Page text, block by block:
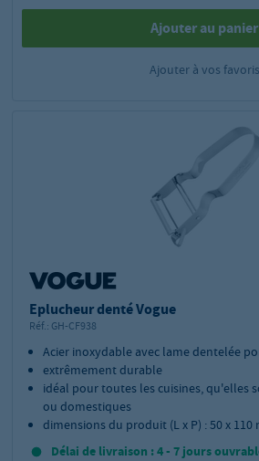
Ajouter au panier
Ajouter à vos favoris
Eplucheur denté Vogue
Réf.: GH-CF938
Acier inoxydable avec lame dentelée
extrêmement durable
idéal pour toutes les cuisines, qu'elles
ou domestiques
dimensions du produit (L x P) : 50 x 110
Délai de livraison : 4 - 7 jours